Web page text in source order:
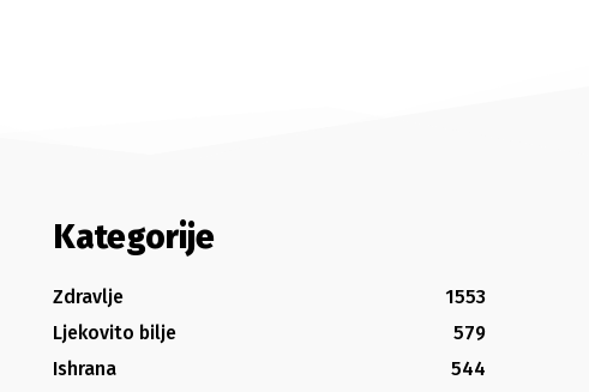
Kategorije
Zdravlje
1553
Ljekovito bilje
579
Ishrana
544